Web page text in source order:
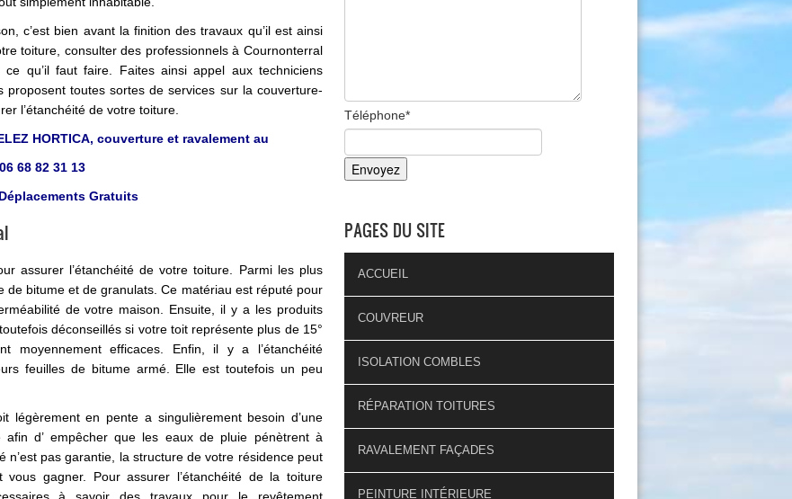
c’est bien avant la finition des travaux qu’il est ainsi
toiture, consulter des professionnels à Cournonterral
qu’il faut faire. Faites ainsi appel aux techniciens
proposent toutes sortes de services sur la couverture-
l’étanchéité de votre toiture.
HORTICA, couverture et ravalement au
06 68 82 31 13
Gratuits
assurer l’étanchéité de votre toiture. Parmi les plus
de bitume et de granulats. Ce matériau est réputé pour
de votre maison. Ensuite, il y a les produits
déconseillés si votre toit représente plus de 15°
moyennement efficaces. Enfin, il y a l’étanchéité
feuilles de bitume armé. Elle est toutefois un peu
légèrement en pente a singulièrement besoin d’une
d’ empêcher que les eaux de pluie pénètrent à
n’est pas garantie, la structure de votre résidence peut
gagner. Pour assurer l’étanchéité de la toiture
Téléphone*
PAGES DU SITE
ACCUEIL
COUVREUR
ISOLATION COMBLES
RÉPARATION TOITURES
RAVALEMENT FAÇADES
PEINTURE INTÉRIEURE